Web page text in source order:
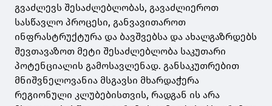
გვაძლევს შესაძლებლობას, გავაძლიეროთ
სასწავლო პროცესი, განვავითაროთ
ინფრასტრუქტურა და ბავშვებსა და ახალგაზრდებს
შევთავაზოთ მეტი შესაძლებლობა საკუთარი
პოტენციალის გამოსავლენად. განსაკუთრებით
მნიშვნელოვანია მსგავსი მხარდაჭერა
რეგიონული კლუბებისთვის, რადგან ის არა